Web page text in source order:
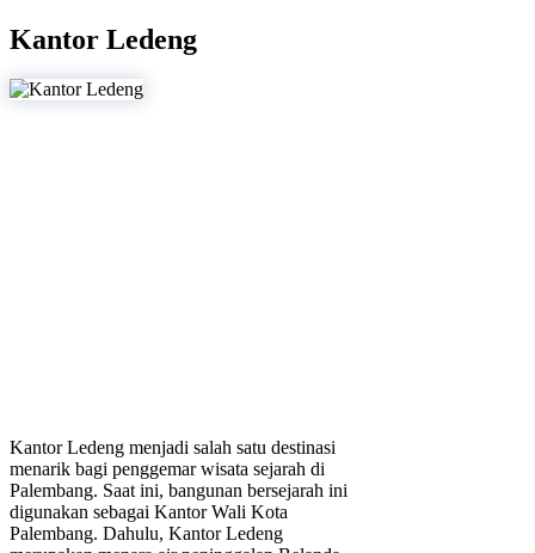
Kantor Ledeng
Kantor Ledeng menjadi salah satu destinasi
menarik bagi penggemar wisata sejarah di
Palembang. Saat ini, bangunan bersejarah ini
digunakan sebagai Kantor Wali Kota
Palembang. Dahulu, Kantor Ledeng